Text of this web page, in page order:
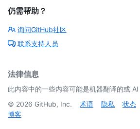
仍需帮助？
询问GitHub社区
联系支持人员
法律信息
此内容中的一些内容可能是机器翻译的或 AI
© 2026 GitHub, Inc. 术语 隐私 状态
博客